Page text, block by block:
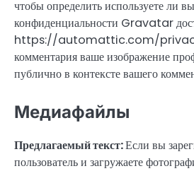
чтобы определить используете ли
конфиденциальности Gravatar
https://automattic.com/privacy/
комментария ваше изображение
публично в контексте вашего
Медиафайлы
Предлагаемый текст:Если вы
пользователь и загружаете